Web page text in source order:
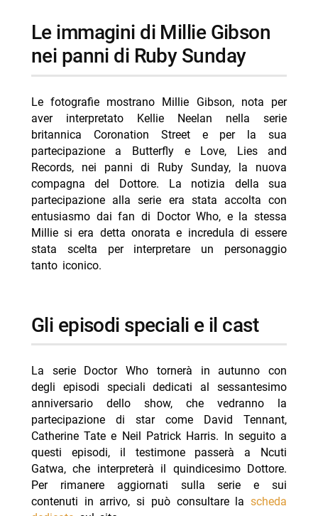
Le immagini di Millie Gibson
nei panni di Ruby Sunday
Le fotografie mostrano Millie Gibson, nota per
aver interpretato Kellie Neelan nella serie
britannica Coronation Street e per la sua
partecipazione a Butterfly e Love, Lies and
Records, nei panni di Ruby Sunday, la nuova
compagna del Dottore. La notizia della sua
partecipazione alla serie era stata accolta con
entusiasmo dai fan di Doctor Who, e la stessa
Millie si era detta onorata e incredula di essere
stata scelta per interpretare un personaggio
tanto iconico.
Gli episodi speciali e il cast
La serie Doctor Who tornerà in autunno con
degli episodi speciali dedicati al sessantesimo
anniversario dello show, che vedranno la
partecipazione di star come David Tennant,
Catherine Tate e Neil Patrick Harris. In seguito a
questi episodi, il testimone passerà a Ncuti
Gatwa, che interpreterà il quindicesimo Dottore.
Per rimanere aggiornati sulla serie e sui
contenuti in arrivo, si può consultare lascheda